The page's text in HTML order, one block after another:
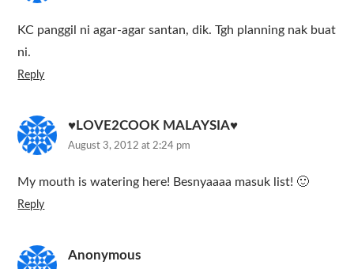
KC panggil ni agar-agar santan, dik. Tgh planning nak buat
ni.
Reply
♥LOVE2COOK MALAYSIA♥
August 3, 2012 at 2:24 pm
My mouth is watering here! Besnyaaaa masuk list! 🙂
Reply
Anonymous